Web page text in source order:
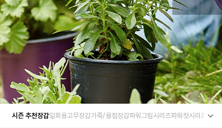
시즌 추천장갑일회용고무장갑가죽/용접장갑파워그립시리즈파워컷시리즈 세이